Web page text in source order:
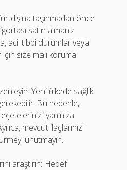
taşınmadan önce
satın almanız
acil tıbbi durumlar veya
size mali koruma
Yeni ülkede sağlık
Bu nedenle,
yanınıza
mevcut ilaçlarınızı
unutmayın.
araştırın: Hedef